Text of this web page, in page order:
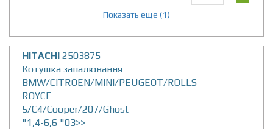
Показать еще (1)
HITACHI 2503875
Котушка запалювання
BMW/CITROEN/MINI/PEUGEOT/ROLLS-
ROYCE
5/C4/Cooper/207/Ghost
"1,4-6,6 "03>>